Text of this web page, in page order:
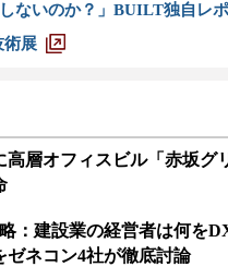
ないのか？」BUILT独自レ
術展
高層オフィスビル「赤坂グ
：建設業の経営者は何を
ゼネコン4社が徹底討論